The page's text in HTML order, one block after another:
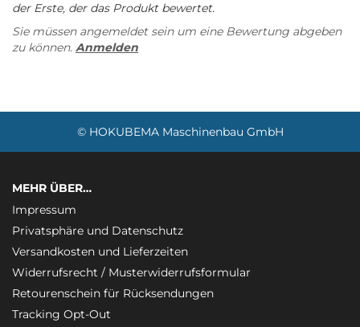
der Erste, der das Produkt bewertet.
Sie müssen angemeldet sein um eine Bewertung abgeben
zu können. Anmelden
© HOKUBEMA Maschinenbau GmbH
MEHR ÜBER…
Impressum
Privatsphäre und Datenschutz
Versandkosten und Lieferzeiten
Widerrufsrecht / Musterwiderrufsformular
Retourenschein für Rücksendungen
Tracking Opt-Out